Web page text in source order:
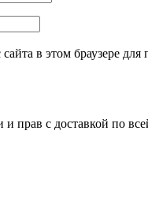
в этом браузере
прав с доставкой по